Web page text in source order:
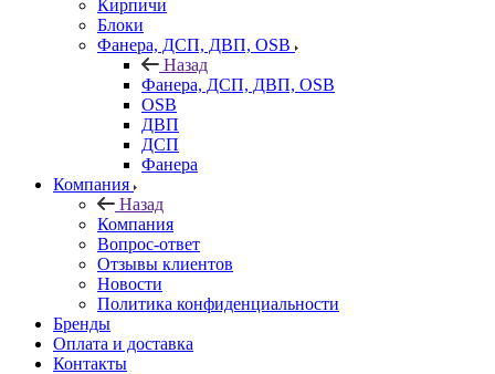
Кирпичи
Блоки
Фанера, ДСП, ДВП, OSB
Назад
Фанера, ДСП, ДВП, OSB
OSB
ДВП
ДСП
Фанера
Компания
Назад
Компания
Вопрос-ответ
Отзывы клиентов
Новости
Политика конфиденциальности
Бренды
Оплата и доставка
Контакты